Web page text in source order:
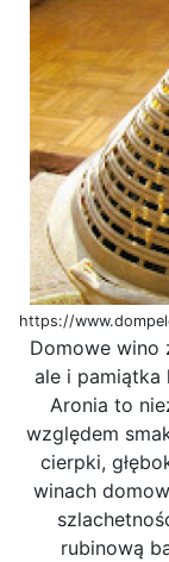
https://
Domowe wino
ale i pamiątka
Aronia to
względem
cierpki,
winach
rubinową